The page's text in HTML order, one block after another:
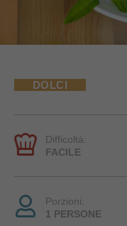
DOLCI
Difficoltà:
FACILE
Porzioni:
1 PERSONE